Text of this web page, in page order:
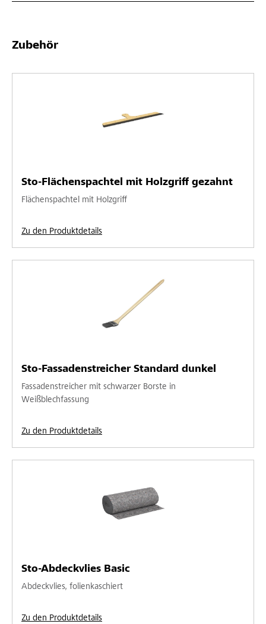
Zubehör
Sto-Flächenspachtel mit Holzgriff gezahnt
Flächenspachtel mit Holzgriff
Zu den Produktdetails
Sto-Fassadenstreicher Standard dunkel
Fassadenstreicher mit schwarzer Borste in
Weißblechfassung
Zu den Produktdetails
Sto-Abdeckvlies Basic
Abdeckvlies, folienkaschiert
Zu den Produktdetails